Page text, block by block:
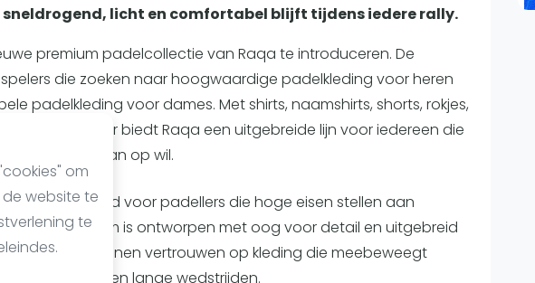
om
website te
te
licht en comfortabel blijft tijdens iedere rally.
premium padelcollectie van Raqa te introduceren. De
die zoeken naar hoogwaardige padelkleding voor heren
padelkleding voor dames. Met shirts, naamshirts, shorts, rokjes,
nog veel meer biedt Raqa een uitgebreide lijn voor iedereen die
de baan op wil.
is ontwikkeld voor padellers die hoge eisen stellen aan
Elk item is ontworpen met oog voor detail en uitgebreid
spelers kunnen vertrouwen op kleding die meebeweegt
snelle sprints en lange wedstrijden.